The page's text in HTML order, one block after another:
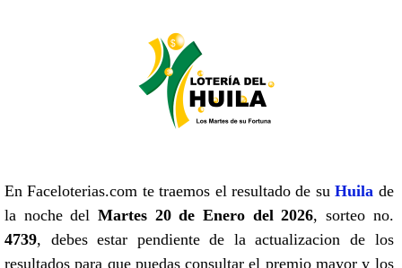
En Faceloterias.com te traemos el resultado de suHuila de
la noche del Martes 20 de Enero del 2026, sorteo no.
4739, debes estar pendiente de la actualizacion de los
resultados para que puedas consultar el premio mayor y los